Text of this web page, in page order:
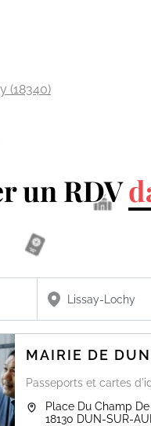
(18340)
un RDV
MAIRIE DE
Passeports et cartes
Place Du Champ
18130 DUN-SUR-